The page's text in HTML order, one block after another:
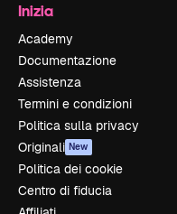
Inizia
Academy
Documentazione
Assistenza
Termini e condizioni
Politica sulla privacy
Originali New
Politica dei cookie
Centro di fiducia